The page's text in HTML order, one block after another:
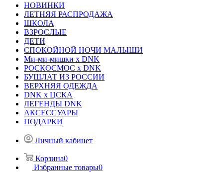
НОВИНКИ
ЛЕТНЯЯ РАСПРОДАЖА
ШКОЛА
ВЗРОСЛЫЕ
ДЕТИ
СПОКОЙНОЙ НОЧИ МАЛЫШИ
Ми-ми-мишки x DNK
РОСКОСМОС x DNK
БУШЛАТ ИЗ РОССИИ
ВЕРХНЯЯ ОДЕЖДА
DNK x ЦСКА
ЛЕГЕНДЫ DNK
АКСЕССУАРЫ
ПОДАРКИ
Личный кабинет
Корзина0
Избранные товары0